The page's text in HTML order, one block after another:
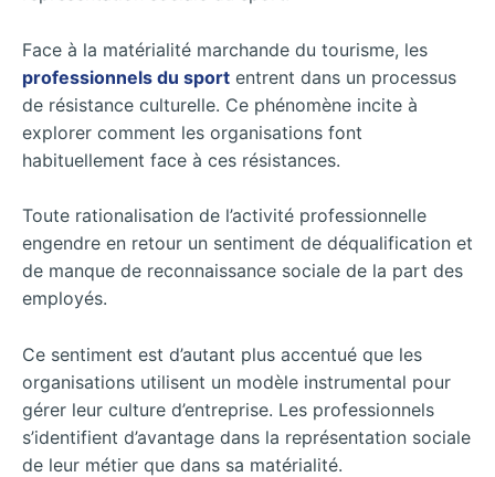
Face à la matérialité marchande du tourisme, les
professionnels du sport entrent dans un processus
de résistance culturelle. Ce phénomène incite à
explorer comment les organisations font
habituellement face à ces résistances.
Toute rationalisation de l’activité professionnelle
engendre en retour un sentiment de déqualification et
de manque de reconnaissance sociale de la part des
employés.
Ce sentiment est d’autant plus accentué que les
organisations utilisent un modèle instrumental pour
gérer leur culture d’entreprise. Les professionnels
s’identifient d’avantage dans la représentation sociale
de leur métier que dans sa matérialité.